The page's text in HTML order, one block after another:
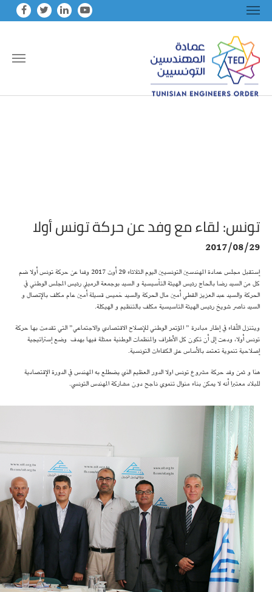
تونس: لقاء مع وفد عن حركة تونس أولا
2017/08/29
إستقبل مجلس عمادة المهندسين التونسيين اليوم الثلاثاء 29 أوت 2017 وفدا عن حركة تونس أولا ضم
كل من السيد رضا بالحاج رئيس الهيئة التأسيسية و السيد بوجمعة الرميلي رئيس المجلس الوطني في
الحركة والسيد عبد العزيز القطي أمين مال الحركة والسيد خميس قسيلة أمين عام مكلف بالإتصال و
السيد ناصر شويخ رئيس الهيئة التاسيسية مكلف بالتنظيم و الهيكلة.
ويتنزل اللّقاء في إطار مبادرة ” المؤتمر الوطني للإصلاح الاقتصادي والاجتماعي” التي تقدمت بها حركة
تونس أولا، ودعت إلى أن تكون كل الأطراف والمنظمات الوطنية ممثلة فيها بهدف وضع إستراتيجية
إصلاحية تنموية تعتمد بالأساس على الكفاءات التونسية.
هذا و ثمن وفد حركة مشروع تونس اولا الدور العظيم الذي يضطلع به المهندس في الدورة الإقتصادية
للبلاد معتبرا أنه لا يمكن بناء منوال تنموي ناجح دون مشاركة المهندس التونسي.